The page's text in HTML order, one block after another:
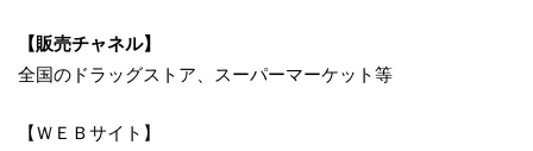
【販売チャネル】
全国のドラッグストア、スーパーマーケット等
【ＷＥＢサイト】